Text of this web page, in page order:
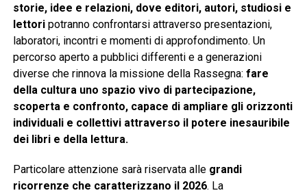
storie, idee e relazioni, dove editori, autori, studiosi e
lettori potranno confrontarsi attraverso presentazioni,
laboratori, incontri e momenti di approfondimento. Un
percorso aperto a pubblici differenti e a generazioni
diverse che rinnova la missione della Rassegna: fare
della cultura uno spazio vivo di partecipazione,
scoperta e confronto, capace di ampliare gli orizzonti
individuali e collettivi attraverso il potere inesauribile
dei libri e della lettura.
Particolare attenzione sarà riservata alle grandi
ricorrenze che caratterizzano il 2026. La